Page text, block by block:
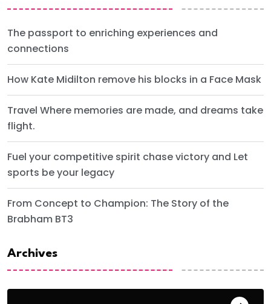
The passport to enriching experiences and
connections
How Kate Midilton remove his blocks in a Face Mask
Travel Where memories are made, and dreams take
flight.
Fuel your competitive spirit chase victory and Let
sports be your legacy
From Concept to Champion: The Story of the
Brabham BT3
Archives